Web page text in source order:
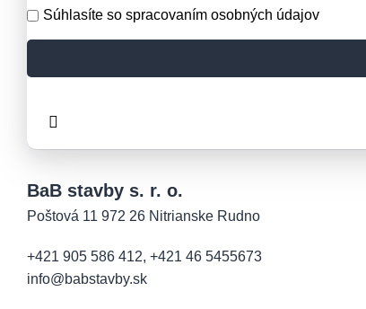
Súhlasíte so spracovaním osobných údajov
BaB stavby s. r. o.
Poštová 11 972 26 Nitrianske Rudno
+421 905 586 412, +421 46 5455673
info@babstavby.sk